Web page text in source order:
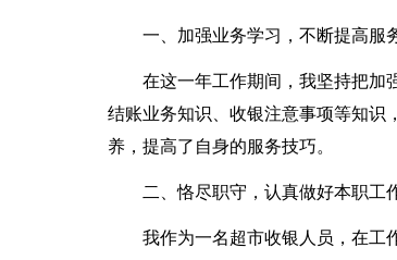
一、加强业务学习，不断提高服
在这一年工作期间，我坚持把加
结账业务知识、收银注意事项等知识
养，提高了自身的服务技巧。
二、恪尽职守，认真做好本职工
我作为一名超市收银人员，在工